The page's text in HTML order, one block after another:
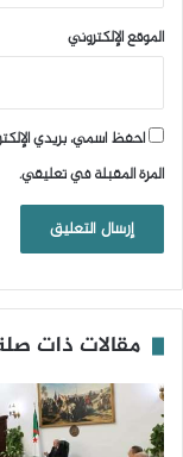
الموقع الإلكتروني
احفظ اسمي، بريدي
المرة المقبلة في تعليقي.
مقالات ذات